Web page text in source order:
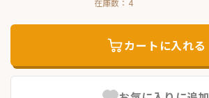
カートに入れる